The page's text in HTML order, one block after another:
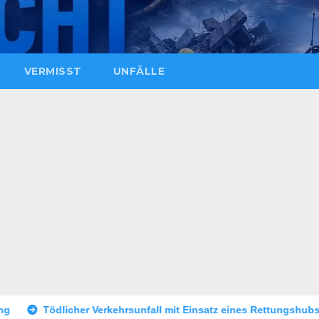
VERMISST UNFÄLLE
mit Einsatz eines Rettungshubschraubers Mann